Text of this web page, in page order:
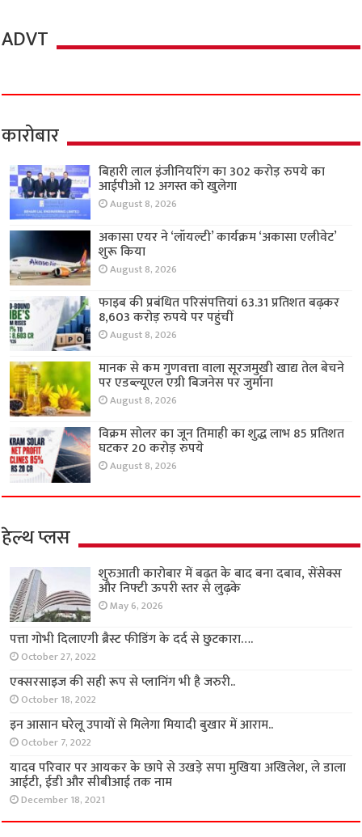
ADVT
कारोबार
बिहारी लाल इंजीनियरिंग का 302 करोड़ रुपये का
आईपीओ 12 अगस्त को खुलेगा
August 8, 2026
अकासा एयर ने ‘लॉयल्टी’ कार्यक्रम ‘अकासा एलीवेट’
शुरू किया
August 8, 2026
फाइब की प्रबंधित परिसंपत्तियां 63.31 प्रतिशत बढ़कर
8,603 करोड़ रुपये पर पहुंचीं
August 8, 2026
मानक से कम गुणवत्ता वाला सूरजमुखी खाद्य तेल बेचने
पर एडब्ल्यूएल एग्री बिजनेस पर जुर्माना
August 8, 2026
विक्रम सोलर का जून तिमाही का शुद्ध लाभ 85 प्रतिशत
घटकर 20 करोड़ रुपये
August 8, 2026
हेल्थ प्लस
शुरुआती कारोबार में बढ़त के बाद बना दबाव, सेंसेक्स
और निफ्टी ऊपरी स्तर से लुढ़के
May 6, 2026
पत्ता गोभी दिलाएगी ब्रैस्ट फीडिंग के दर्द से छुटकारा….
October 27, 2022
एक्सरसाइज की सही रूप से प्लानिंग भी है जरुरी..
October 18, 2022
इन आसान घरेलू उपायों से मिलेगा मियादी बुखार में आराम..
October 7, 2022
यादव परिवार पर आयकर के छापे से उखड़े सपा मुखिया अखिलेश, ले डाला
आईटी, ईडी और सीबीआई तक नाम
December 18, 2021